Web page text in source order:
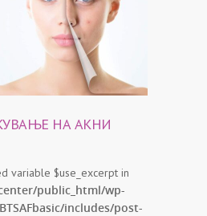
НА АКНИ
variable $use_excerpt in
public_html/wp-
includes/post-